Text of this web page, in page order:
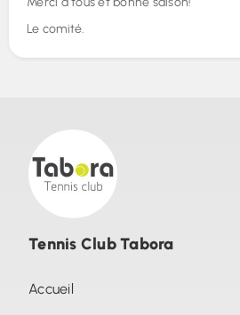
Le comité.
Tennis Club Tabora
Accueil